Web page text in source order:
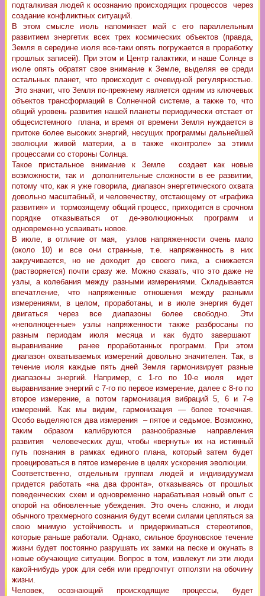
подталкивая людей к осознанию происходящих процессов через
создание конфликтных ситуаций.
В этом смысле июль напоминает май с его параллельным
развитием энергетик всех трех космических объектов (правда,
Земля в середине июля все-таки опять погружается в проработку
прошлых записей). При этом и Центр галактики, и наше Солнце в
июле опять обратят свое внимание к Земле, выделяя ее среди
остальных планет, что происходит с очевидной регулярностью.
Это значит, что Земля по-прежнему является одним из ключевых
объектов трансформаций в Солнечной системе, а также то, что
общий уровень развития нашей планеты периодически отстает от
общесистемного плана, и время от времени Земля нуждается в
притоке более высоких энергий, несущих программы дальнейшей
эволюции живой материи, а в также «контроле» за этими
процессами со стороны Солнца.
Такое пристальное внимание к Земле создает как новые
возможности, так и дополнительные сложности в ее развитии,
потому что, как я уже говорила, диапазон энергетического охвата
довольно масштабный, и человечеству, отстающему от «графика
развития» и тормозящему общий процесс, приходится в срочном
порядке отказываться от де-эволюционных программ и
одновременно усваивать новое.
В июле, в отличие от мая, узлов напряженности очень мало
(около 10) и все они странные, т.е. напряженность в них
закручивается, но не доходит до своего пика, а снижается
(растворяется) почти сразу же. Можно сказать, что это даже не
узлы, а колебания между разными измерениями. Складывается
впечатление, что напряженные отношения между разными
измерениями, в целом, проработаны, и в июле энергия будет
двигаться через все диапазоны более свободно. Эти
«неполноценные» узлы напряженности также разбросаны по
разным периодам июля месяца и как будто завершают
выравнивание ранее проработанных программ. При этом
диапазон охватываемых измерений довольно значителен. Так, в
течение июля каждые пять дней Земля гармонизирует разные
диапазоны энергий. Например, с 1-го по 10-е июля идет
выравнивание энергий с 7-го по первое измерение, далее с 8-го по
второе измерение, а потом гармонизация вибраций 5, 6 и 7-е
измерений. Как мы видим, гармонизация — более точечная.
Особо выделяются два измерения – пятое и седьмое. Возможно,
таким образом калибруются разнообразные направления
развития человеческих душ, чтобы «вернуть» их на истинный
путь познания в рамках единого плана, который затем будет
проецироваться в пятое измерение в целях ускорения эволюции.
Соответственно, отдельным группам людей и индивидуумам
придется работать «на два фронта», отказываясь от прошлых
поведенческих схем и одновременно нарабатывая новый опыт с
опорой на обновленные убеждения. Это очень сложно, и люди
обычного трехмерного сознания будут всеми силами цепляться за
свою мнимую устойчивость и придерживаться стереотипов,
которые раньше работали. Однако, сильное броуновское течение
жизни будет постоянно разрушать их замки на песке и окунать в
новые обучающие ситуации. Вопрос в том, извлекут ли эти люди
какой-нибудь урок для себя или предпочтут отползти на обочину
жизни.
Человек, осознающий происходящие процессы, будет